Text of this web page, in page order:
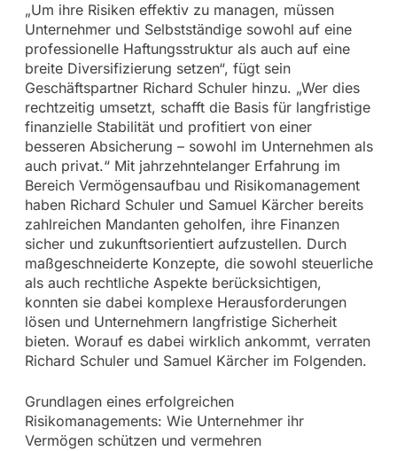
„Um ihre Risiken effektiv zu managen, müssen
Unternehmer und Selbstständige sowohl auf eine
professionelle Haftungsstruktur als auch auf eine
breite Diversifizierung setzen“, fügt sein
Geschäftspartner Richard Schuler hinzu. „Wer dies
rechtzeitig umsetzt, schafft die Basis für langfristige
finanzielle Stabilität und profitiert von einer
besseren Absicherung – sowohl im Unternehmen als
auch privat.“ Mit jahrzehntelanger Erfahrung im
Bereich Vermögensaufbau und Risikomanagement
haben Richard Schuler und Samuel Kärcher bereits
zahlreichen Mandanten geholfen, ihre Finanzen
sicher und zukunftsorientiert aufzustellen. Durch
maßgeschneiderte Konzepte, die sowohl steuerliche
als auch rechtliche Aspekte berücksichtigen,
konnten sie dabei komplexe Herausforderungen
lösen und Unternehmern langfristige Sicherheit
bieten. Worauf es dabei wirklich ankommt, verraten
Richard Schuler und Samuel Kärcher im Folgenden.
Grundlagen eines erfolgreichen
Risikomanagements: Wie Unternehmer ihr
Vermögen schützen und vermehren